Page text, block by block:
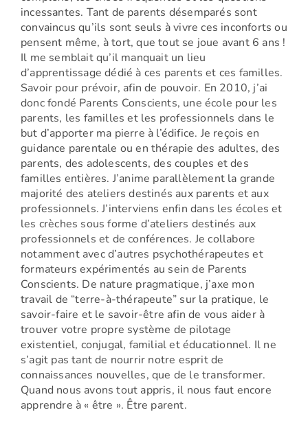
incessantes. Tant de parents désemparés sont
convaincus qu’ils sont seuls à vivre ces inconforts ou
pensent même, à tort, que tout se joue avant 6 ans !
Il me semblait qu’il manquait un lieu
d’apprentissage dédié à ces parents et ces familles.
Savoir pour prévoir, afin de pouvoir. En 2010, j’ai
donc fondé Parents Conscients, une école pour les
parents, les familles et les professionnels dans le
but d’apporter ma pierre à l’édifice. Je reçois en
guidance parentale ou en thérapie des adultes, des
parents, des adolescents, des couples et des
familles entières. J’anime parallèlement la grande
majorité des ateliers destinés aux parents et aux
professionnels. J’interviens enfin dans les écoles et
les crèches sous forme d’ateliers destinés aux
professionnels et de conférences. Je collabore
notamment avec d’autres psychothérapeutes et
formateurs expérimentés au sein de Parents
Conscients. De nature pragmatique, j’axe mon
travail de “terre-à-thérapeute” sur la pratique, le
savoir-faire et le savoir-être afin de vous aider à
trouver votre propre système de pilotage
existentiel, conjugal, familial et éducationnel. Il ne
s’agit pas tant de nourrir notre esprit de
connaissances nouvelles, que de le transformer.
Quand nous avons tout appris, il nous faut encore
apprendre à « être ». Être parent.